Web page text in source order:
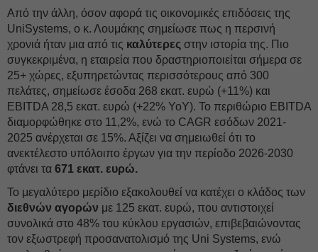
Από την άλλη, όσον αφορά τις οικονομικές επιδόσεις της
UniSystems, ο κ. Λουμάκης σημείωσε πως η περσινή
χρονιά ήταν μια από τις καλύτερες στην ιστορία της. Πιο
συγκεκριμένα, η εταιρεία που δραστηριοποιείται σήμερα σε
25+ χώρες, εξυπηρετώντας περισσότερους από 300
πελάτες, σημείωσε έσοδα 268 εκατ. ευρώ (+11%) και
EBITDA 28,5 εκατ. ευρώ (+22% YoY). Το περιθώριο EBITDA
διαμορφώθηκε στο 11,2%, ενώ το CAGR εσόδων 2021-
2025 ανέρχεται σε 15%. Αξίζει να σημειωθεί ότι το
ανεκτέλεστο υπόλοιπο έργων για την περίοδο 2026-2030
φτάνει τα 671 εκατ. ευρώ.
Το μεγαλύτερο μερίδιο εξακολουθεί να κατέχει ο κλάδος των
διεθνών αγορών με 125 εκατ. ευρώ, που αντιστοιχεί
συνολικά στο 48% του κύκλου εργασιών, επιβεβαιώνοντας
τον εξωστρεφή προσανατολισμό της Uni Systems, ενώ